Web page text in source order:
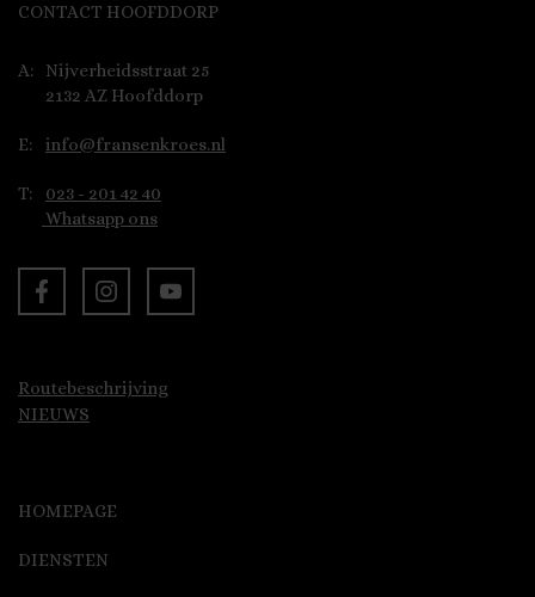
HOMEPAGE
DIENSTEN
CONTACT HOOFDDORP
A:
Nijverheidsstraat 25
2132 AZ Hoofddorp
E: info@fransenkroes.nl
T:
023 - 201 42 40
Whatsapp ons
Routebeschrijving
NIEUWS